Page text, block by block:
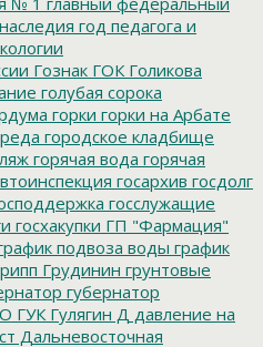
год педагога и
Гознак ГОК Голикова
голубая сорока
горки горки на Арбате
городское кладбище
горячая вода горячая
госархив госдолг
госслужащие
госхакупки ГП "Фармация"
подвоза воды график
Грудинин грунтовые
губернатор
ГУК Гулягин Д давление на
Дальневосточная